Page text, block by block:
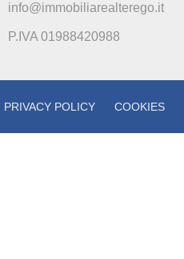
info@immobiliarealterego.it
P.IVA 01988420988
PRIVACY POLICY COOKIES